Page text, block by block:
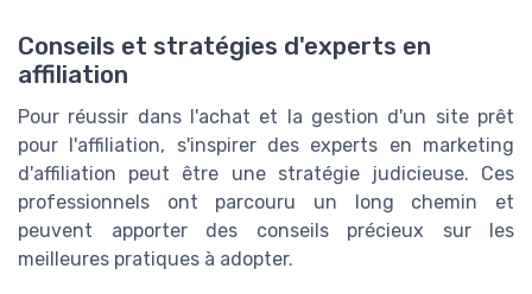
Conseils et stratégies d'experts en
affiliation
Pour réussir dans l'achat et la gestion d'un site prêt
pour l'affiliation, s'inspirer des experts en marketing
d'affiliation peut être une stratégie judicieuse. Ces
professionnels ont parcouru un long chemin et
peuvent apporter des conseils précieux sur les
meilleures pratiques à adopter.